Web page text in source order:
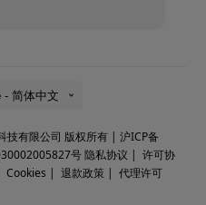
- 简体中文
技有限公司 版权所有 | 沪ICP备
号 隐私协议 | 许可协
Cookies | 退款政策 | 代理许可